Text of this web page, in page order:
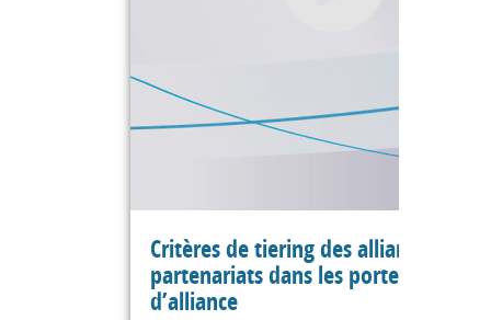
Critères de tiering des alliances et
partenariats dans les portefeuilles
d’alliance